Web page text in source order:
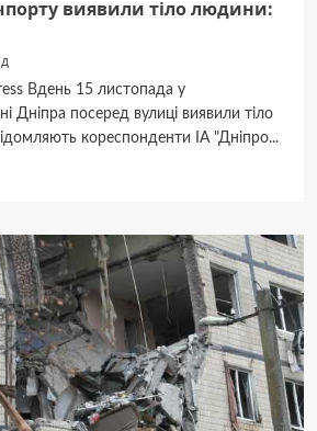
виявили тіло людини:
Вдень 15 листопада у
Дніпра посеред вулиці виявили тіло
кореспонденти ІА "Дніпро...